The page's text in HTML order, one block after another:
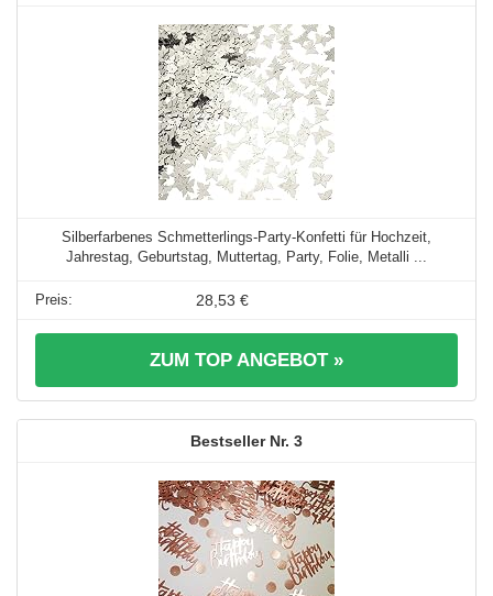
Silberfarbenes Schmetterlings-Party-Konfetti für Hochzeit,
Jahrestag, Geburtstag, Muttertag, Party, Folie, Metalli ...
28,53 €
ZUM TOP ANGEBOT »
3